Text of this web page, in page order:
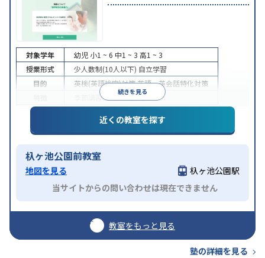
続きを見る
対象学年 幼児 小1 ~ 6 中1 ~ 3 高1 ~ 3
授業形式
少人数制(10人以下) 自立学習
目的
英検(英語検定)対策英語・英会話特化対策
季節講習のみの受講可
近くの教室を探す
杁ヶ池公園前教室
地図を見る
杁ヶ池公園駅
当サイトからの問い合わせは現在できません
教室をもっと見る
塾の詳細を見る